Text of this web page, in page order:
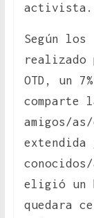
activista.
Según
realizado
OTD, un
comparte
amigos/
extendida
eligió un
quedara